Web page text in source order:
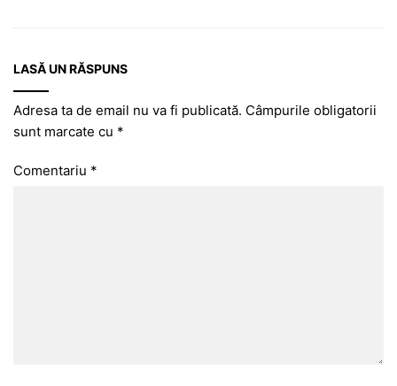
LASĂ UN RĂSPUNS
Adresa ta de email nu va fi publicată. Câmpurile obligatorii
sunt marcate cu *
Comentariu *